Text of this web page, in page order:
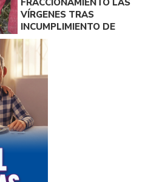
FRACCIONAMIENTO LAS
VÍRGENES TRAS
INCUMPLIMIENTO DE
ACUERDO DE PAGO